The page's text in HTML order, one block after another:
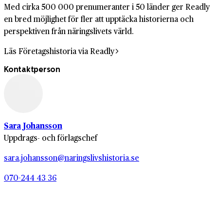
Med cirka 500 000 prenumeranter i 50 länder ger Readly
en bred möjlighet för fler att upptäcka historierna och
perspektiven från näringslivets värld.
Läs Företagshistoria via Readly
Kontaktperson
Sara Johansson
Uppdrags- och förlagschef
sara.johansson@naringslivshistoria.se
070-244 43 36